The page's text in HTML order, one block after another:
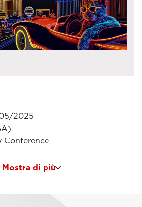
2025
Conference
Mostra di più